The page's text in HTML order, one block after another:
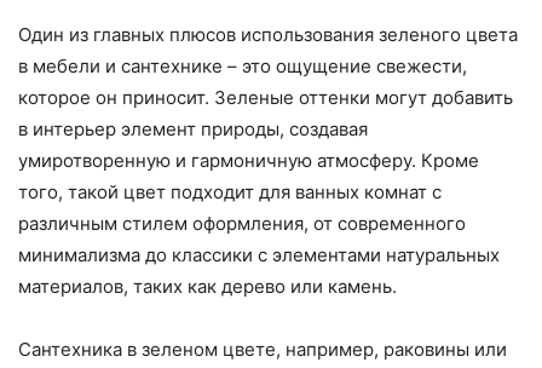
Один из главных плюсов использования зеленого цвета
в мебели и сантехнике – это ощущение свежести,
которое он приносит. Зеленые оттенки могут добавить
в интерьер элемент природы, создавая
умиротворенную и гармоничную атмосферу. Кроме
того, такой цвет подходит для ванных комнат с
различным стилем оформления, от современного
минимализма до классики с элементами натуральных
материалов, таких как дерево или камень.
Сантехника в зеленом цвете, например, раковины или